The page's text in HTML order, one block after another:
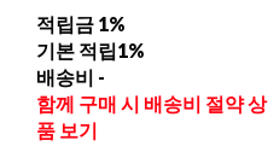
적립금 1%
기본 적립1%
배송비 -
함께 구매 시 배송비 절약 상
품 보기